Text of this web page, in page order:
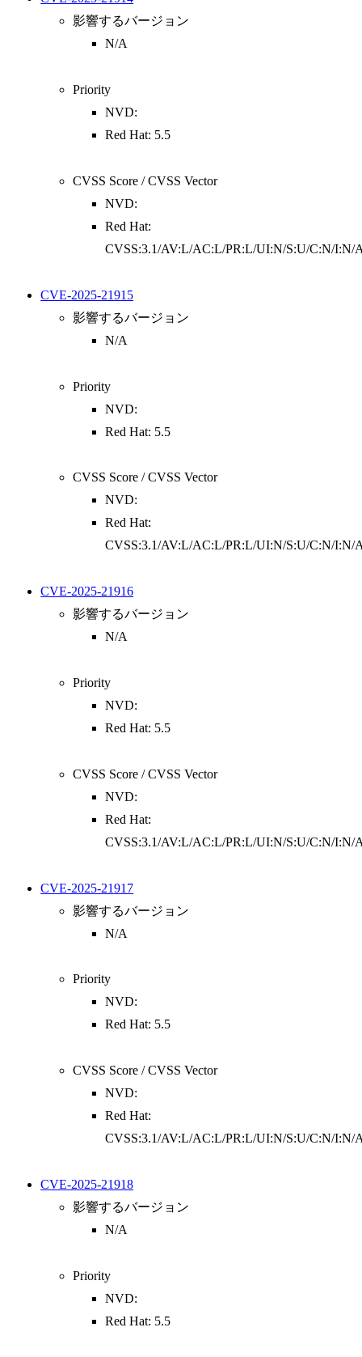
影響するバージョン
N/A
Priority
NVD:
Red Hat: 5.5
CVSS Score / CVSS Vector
NVD:
Red Hat:
CVSS:3.1/AV:L/AC:L/PR:L/UI:N/S:U/C:N/I:N/
CVE-2025-21915
影響するバージョン
N/A
Priority
NVD:
Red Hat: 5.5
CVSS Score / CVSS Vector
NVD:
Red Hat:
CVSS:3.1/AV:L/AC:L/PR:L/UI:N/S:U/C:N/I:N/
CVE-2025-21916
影響するバージョン
N/A
Priority
NVD:
Red Hat: 5.5
CVSS Score / CVSS Vector
NVD:
Red Hat:
CVSS:3.1/AV:L/AC:L/PR:L/UI:N/S:U/C:N/I:N/
CVE-2025-21917
影響するバージョン
N/A
Priority
NVD:
Red Hat: 5.5
CVSS Score / CVSS Vector
NVD:
Red Hat:
CVSS:3.1/AV:L/AC:L/PR:L/UI:N/S:U/C:N/I:N/
CVE-2025-21918
影響するバージョン
N/A
Priority
NVD:
Red Hat: 5.5